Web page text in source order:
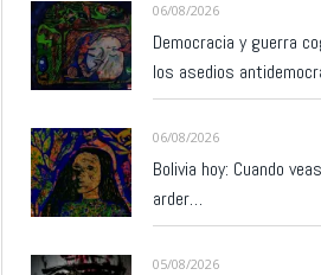
06/08/2026
Democracia y guerra
los asedios
06/08/2026
Bolivia hoy: Cuando
arder…
05/08/2026